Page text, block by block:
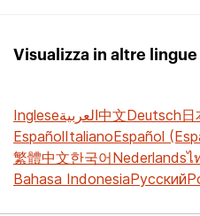
Visualizza in altre lingue
Ingleseالعربية中文Deutsch日
EspañolItalianoEspañol
繁體中文한국어Nederlandsไ
Bahasa IndonesiaРусский